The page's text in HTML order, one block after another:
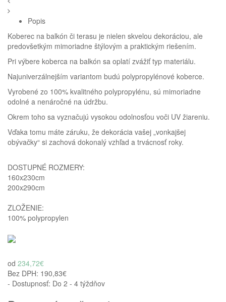
Popis
Koberec na balkón či terasu je nielen skvelou dekoráciou, ale
predovšetkým mimoriadne štýlovým a praktickým riešením.
Pri výbere koberca na balkón sa oplatí zvážiť typ materiálu.
Najuniverzálnejším variantom budú polypropylénové koberce.
Vyrobené zo 100% kvalitného polypropylénu, sú mimoriadne
odolné a nenáročné na údržbu.
Okrem toho sa vyznačujú vysokou odolnosťou voči UV žiareniu.
Vďaka tomu máte záruku, že dekorácia vašej „vonkajšej
obývačky“ si zachová dokonalý vzhľad a trvácnosť roky.
DOSTUPNÉ ROZMERY:
160x230cm
200x290cm
ZLOŽENIE:
100% polypropylen
od 234,72€
Bez DPH: 190,83€
- Dostupnosť: Do 2 - 4 týždňov
Homie Asistent